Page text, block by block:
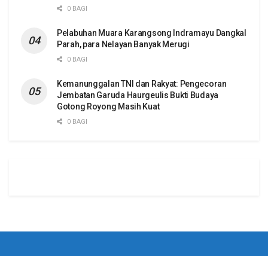
0 BAGI
Pelabuhan Muara Karangsong Indramayu Dangkal
Parah, para Nelayan Banyak Merugi
0 BAGI
Kemanunggalan TNI dan Rakyat: Pengecoran
Jembatan Garuda Haurgeulis Bukti Budaya
Gotong Royong Masih Kuat
0 BAGI